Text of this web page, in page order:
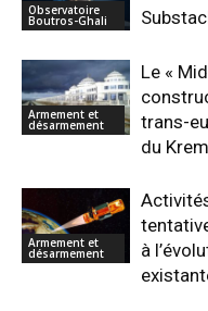
Observatoire
Boutros-Ghali
Armement et
désarmement
Le «
trans-
du
Armement et
désarmement
à